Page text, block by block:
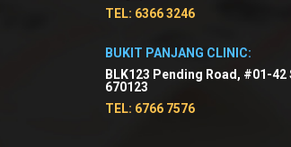
TEL: 6366 3246
BUKIT PANJANG CLINIC:
BLK123 Pending Road, #01-
670123
TEL: 6766 7576